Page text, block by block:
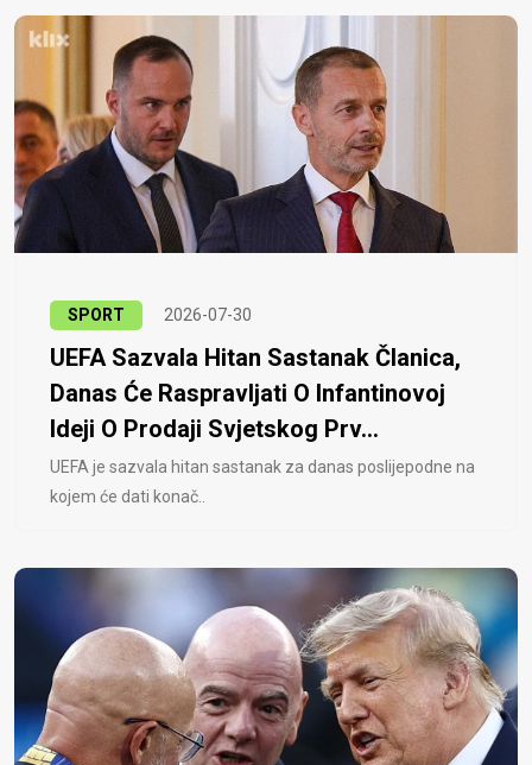
SPORT 2026-07-30
UEFA Sazvala Hitan Sastanak Članica,
Danas Će Raspravljati O Infantinovoj
Ideji O Prodaji Svjetskog Prv...
UEFA je sazvala hitan sastanak za danas poslijepodne na
kojem će dati konač..